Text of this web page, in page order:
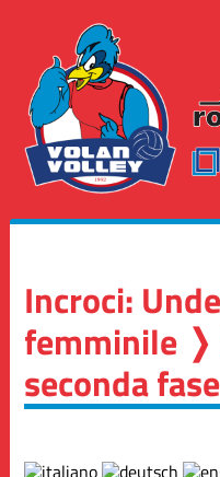
Incroci:
femminile ❭
seconda fase